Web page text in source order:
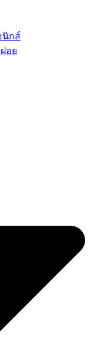
นิกส์
อย